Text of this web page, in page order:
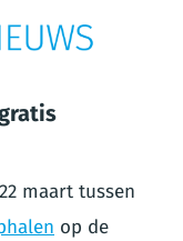
maart tussen
op de